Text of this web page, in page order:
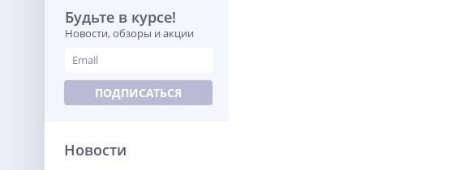
Перфоратор акк.
Будьте в курсе!
Новости, обзоры и акции
ПОДПИСАТЬСЯ
Новости